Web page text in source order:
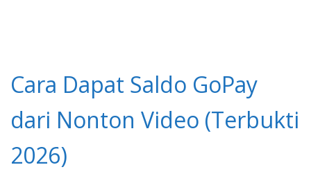
Cara Dapat Saldo GoPay
dari Nonton Video (Terbukti
2026)